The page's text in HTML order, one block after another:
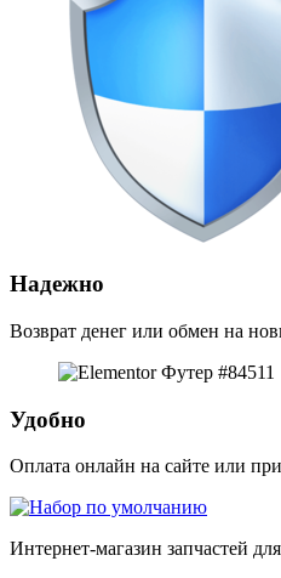
Надежно
Возврат денег или обмен на
Удобно
Оплата онлайн на сайте или
Интернет-магазин запчастей